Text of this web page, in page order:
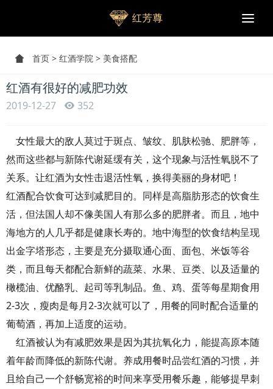
首页 > 红酒学院 > 美食搭配
红酒有很好的减肥功效
2019-12-27
352
女性最大的敌人莫过于斑点、皱纹、肌肤松驰、肥胖等，
然而这些都与新陈代谢延缓有关，这个现象与活性氧脱不了
关系。让红酒为女性击退活性氧，换得美丽的身材吧！
红酒配合饮食可达到减肥目的。同样是高脂肪形态的饮食生
活，但法国人却不像美国人有那么多的肥胖者。而且，地中
海地方的人几乎都是健康长寿的。地中海型的饮食结构呈现
出金字塔形态，主要是充分摄取通心面、面包、米饭等谷
类，而且每天都配合新鲜的蔬菜、水果、豆类、以及适量的
橄榄油、优酪乳、起司等乳制品。鱼、鸡、蛋等每星期食用
2-3次，瘦肉是每月2-3次就可以了，用餐的同时配合适量的
葡萄酒，再加上适度的运动。
红酒被认为有减肥效果是因为其抗氧化力，能提高原本随
着年龄而降低的新陈代谢。养成用餐时品尝红酒的习惯，并
且给自己一个舒畅宽裕的时间来享受用餐乐趣，能够提早刺